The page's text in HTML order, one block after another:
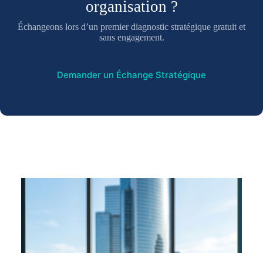
organisation ?
Échangeons lors d’un premier diagnostic stratégique gratuit et
sans engagement.
Demander un Échange Stratégique